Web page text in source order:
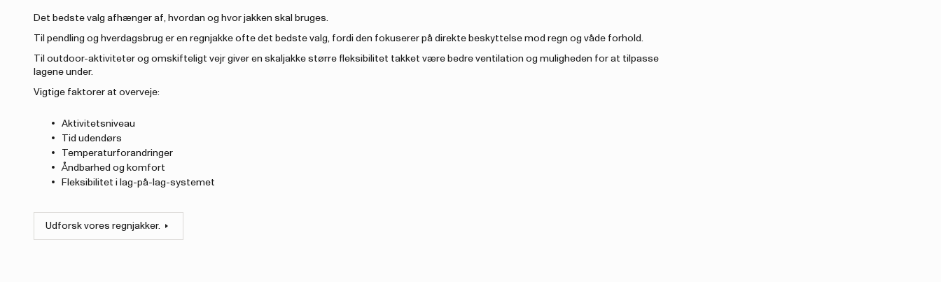
Det bedste valg afhænger af, hvordan og hvor jakken skal bruges.
Til pendling og hverdagsbrug er en regnjakke ofte det bedste valg, fordi den fokuserer på direkte beskyttelse mod regn og våde forhold.
Til outdoor-aktiviteter og omskifteligt vejr giver en skaljakke større fleksibilitet takket være bedre ventilation og muligheden for at tilpasse
lagene under.
Vigtige faktorer at overveje:
Aktivitetsniveau
Tid udendørs
Temperaturforandringer
Åndbarhed og komfort
Fleksibilitet i lag-på-lag-systemet
Udforsk vores regnjakker.